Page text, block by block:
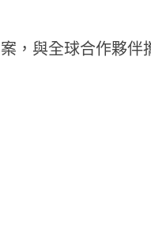
，與全球合作夥伴